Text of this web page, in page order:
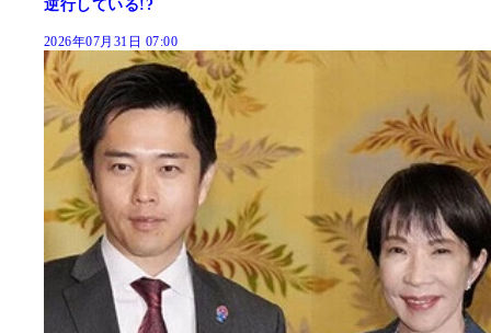
逆行している!?
2026年07月31日 07:00